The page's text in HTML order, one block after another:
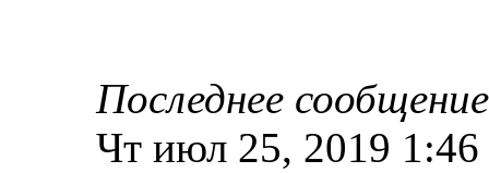
Последнее сообщение
Чт июл 25, 2019 1:46